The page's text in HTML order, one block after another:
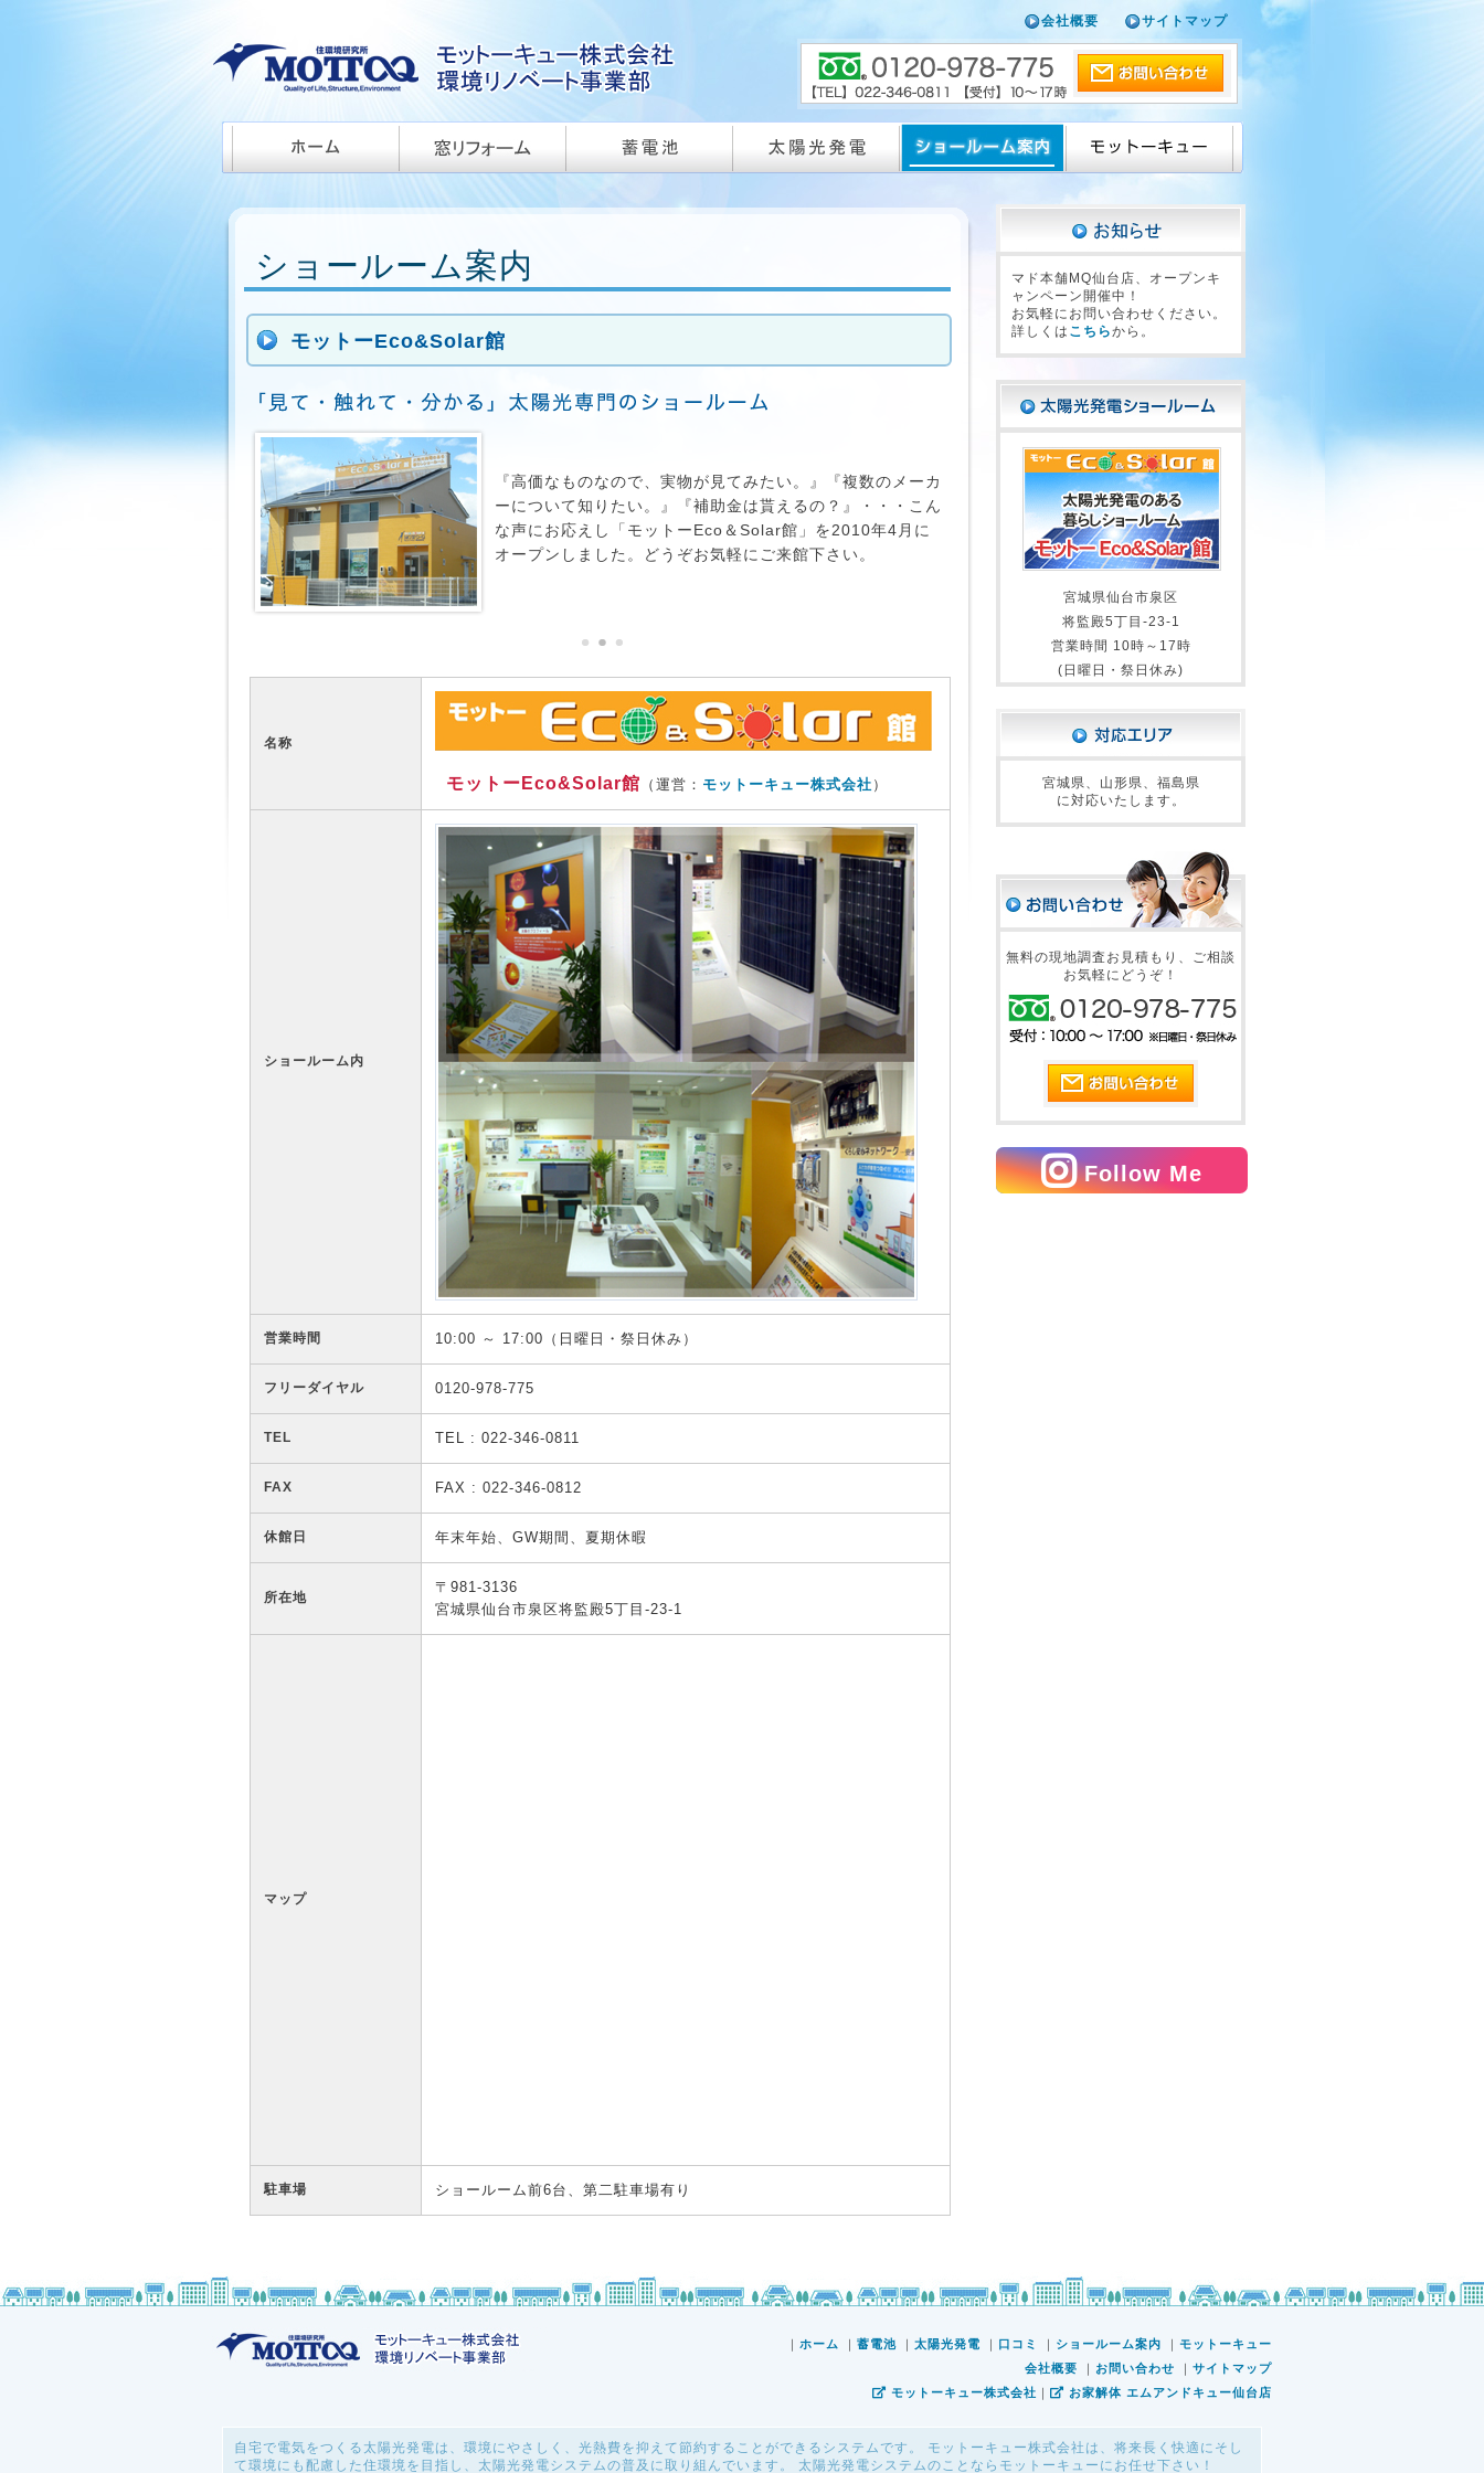
会社概要 サイトマップ
ショールーム案内
モットーEco&Solar館
『高価なものなので、実物が見てみたい。』『複数のメーカ
ーについて知りたい。』『補助金は貰えるの？』・・・こん
な声にお応えし「モットーEco＆Solar館」を2010年4月に
オープンしました。どうぞお気軽にご来館下さい。
名称
モットーEco&Solar館 （運営： モットーキュー株式会社 ）
ショールーム内
営業時間 10:00 ～ 17:00（日曜日・祭日休み）
フリーダイヤル 0120-978-775
TEL TEL : 022-346-0811
FAX FAX : 022-346-0812
休館日 年末年始、GW期間、夏期休暇
所在地
〒981-3136
宮城県仙台市泉区将監殿5丁目-23-1
マップ
駐車場 ショールーム前6台、第二駐車場有り
マド本舗MQ仙台店、オープンキ
ャンペーン開催中！
お気軽にお問い合わせください。
詳しくは こちらから。
宮城県仙台市泉区
将監殿5丁目-23-1
営業時間 10時～17時
(日曜日・祭日休み)
宮城県、山形県、福島県
に対応いたします。
無料の現地調査お見積もり、ご相談
お気軽にどうぞ！
Follow Me
｜ ホーム ｜ 蓄電池 ｜ 太陽光発電 ｜ 口コミ ｜ ショールーム案内 ｜ モットーキュー
会社概要 ｜ お問い合わせ ｜ サイトマップ
モットーキュー株式会社 ｜ お家解体 エムアンドキュー仙台店
自宅で電気をつくる太陽光発電は、環境にやさしく、光熱費を抑えて節約することができるシステムです。 モットーキュー株式会社は、将来長く快適にそし
て環境にも配慮した住環境を目指し、太陽光発電システムの普及に取り組んでいます。 太陽光発電システムのことならモットーキューにお任せ下さい！